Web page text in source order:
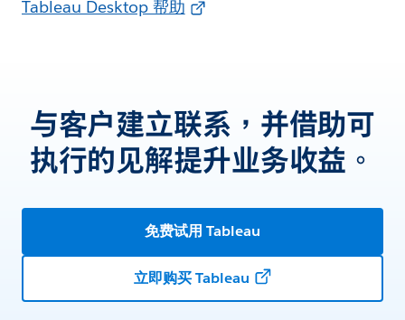
Tableau Desktop 帮助
与客户建立联系，并借助可
执行的见解提升业务收益。
免费试用 Tableau
立即购买 Tableau